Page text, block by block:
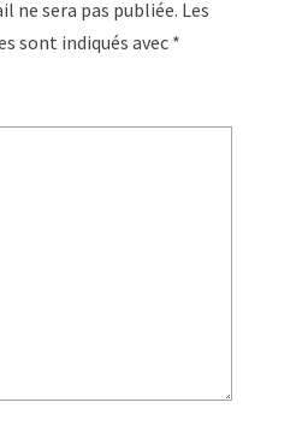
ne sera pas publiée. Les
sont indiqués avec *